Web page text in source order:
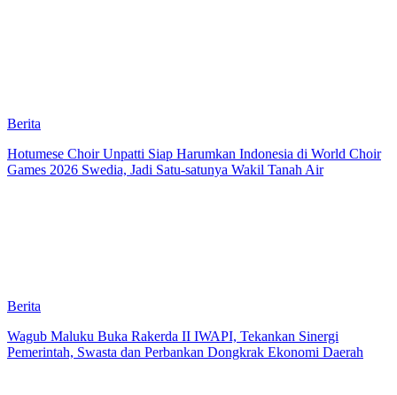
Berita
Hotumese Choir Unpatti Siap Harumkan Indonesia di World Choir
Games 2026 Swedia, Jadi Satu-satunya Wakil Tanah Air
Berita
Wagub Maluku Buka Rakerda II IWAPI, Tekankan Sinergi
Pemerintah, Swasta dan Perbankan Dongkrak Ekonomi Daerah